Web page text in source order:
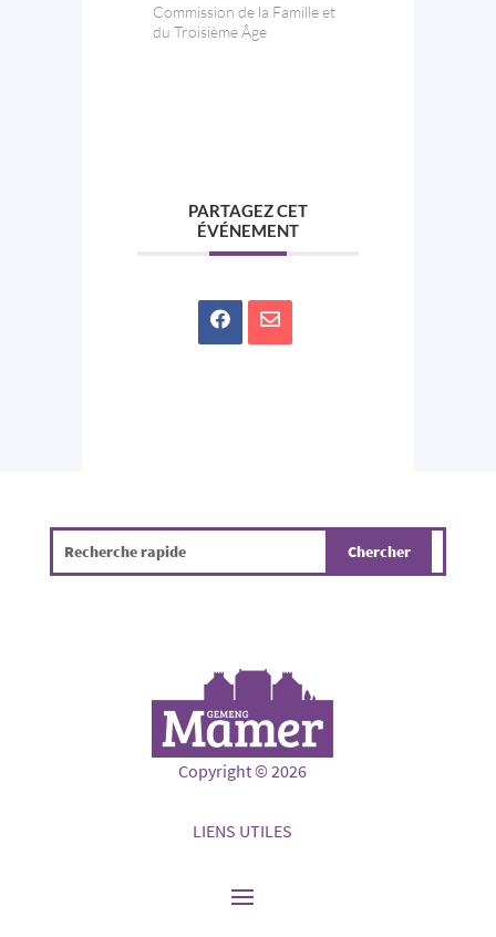
Commission de la Famille et
du Troisième Âge
PARTAGEZ CET
ÉVÉNEMENT
Copyright © 2026
LIENS UTILES